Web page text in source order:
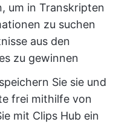
um in Transkripten
zu suchen
aus den
zu gewinnen
Sie sie und
frei mithilfe von
mit Clips Hub ein